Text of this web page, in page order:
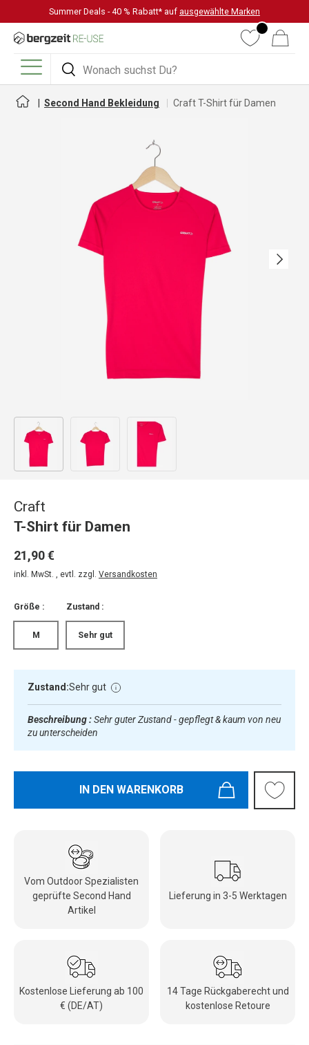
DIREKT ZUM INHALT
Summer Deals - 40 % Rabatt* auf ausgewählte Marken
Suchen
Suchen
WunschlisteWarenkorb
Menü
Second Hand Bekleidung Craft T-Shirt für Damen
Nächste
Bild 1 in Galerieansicht laden
Craft
T-Shirt für Damen
21,90 €
inkl. MwSt. , evtl. zzgl. Versandkosten
Größe :
M
Zustand :
Sehr gut
Zustand:Sehr gut
Beschreibung :Sehr guter Zustand - gepflegt & kaum von neu
zu unterscheiden
IN DEN WARENKORB
Vom Outdoor Spezialisten
geprüfte Second Hand
Artikel
Lieferung in 3-5 Werktagen
Kostenlose Lieferung ab 100
€ (DE/AT)
14 Tage Rückgaberecht und
kostenlose Retoure